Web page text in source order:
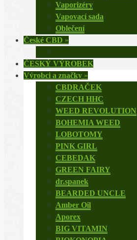
Vaporizéry
Vapovací sada
Oblečení
České CBD »
ČESKÝ VÝROBEK
Výrobci a značky »
CBDRAČEK
CZECH HHC
WEED REVOLUTION
BOHEMIA WEED
LOBOTOMY
PINK GIRL
CEBEDAK
GREEN FAIRY
dr.spanek
BEARDED UNCLE
Amber Oil
Aporex
BIG VITAMIN